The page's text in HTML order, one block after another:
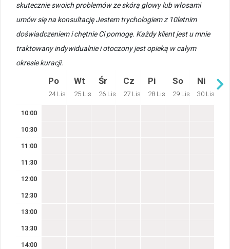
skutecznie swoich problemów ze skórą głowy lub włosami
umów się na konsultację Jestem trychologiem z 10letnim
doświadczeniem i chętnie Ci pomogę. Każdy klient jest u mnie
traktowany indywidualnie i otoczony jest opieką w całym
okresie kuracji.
Po
24 Lis
Wt
25 Lis
Śr
26 Lis
Cz
27 Lis
Pi
28 Lis
So
29 Lis
Ni
30 Lis
10:00
10:30
11:00
11:30
12:00
12:30
13:00
13:30
14:00